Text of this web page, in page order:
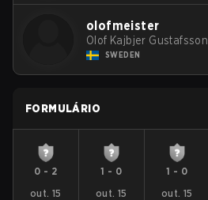
olofmeister
Olof Kajbjer Gustafsson
SWEDEN
FORMULÁRIO
0 - 2
out. 15
1 - 0
out. 15
1 - 0
out. 15